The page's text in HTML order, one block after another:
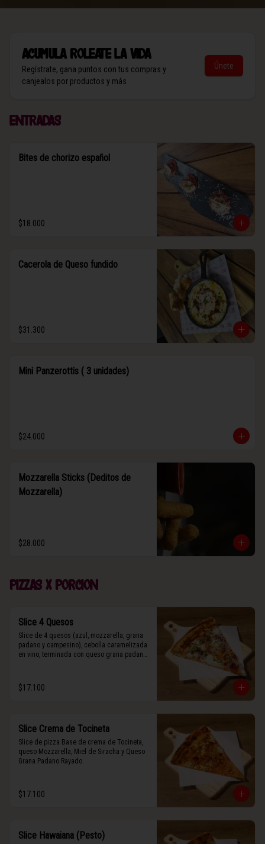
AcumulaRoleate la vida
Regístrate, gana puntos con tus compras y
canjealos por productos y más
Únete
Entradas
Bites de chorizo español
$18.000
Cacerola de Queso fundido
$31.300
Mini Panzerottis ( 3 unidades)
$24.000
Mozzarella Sticks (Deditos de
Mozzarella)
$28.000
Pizzas x porcion
Slice 4 Quesos
Slice de 4 quesos (azul, mozzarella, grana
padano y campesino), cebolla caramelizada
en vino, terminada con queso grana padano
$17.100
Slice Crema de Tocineta
Slice de pizza Base de crema de Tocineta,
queso Mozzarella, Miel de Siracha y Queso
Grana Padano Rayado.
$17.100
Slice Hawaiana (Pesto)